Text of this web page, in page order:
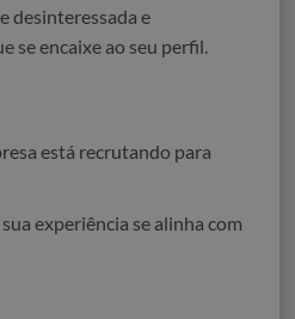
desinteressada e
se encaixe ao seu perfil.
está recrutando para
experiência se alinha com